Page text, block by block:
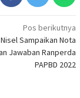
Pos berikutnya
Sampaikan Nota
Jawaban Ranperda
PAPBD 2022